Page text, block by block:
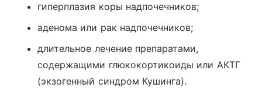
гиперплазия коры надпочечников;
аденома или рак надпочечников;
длительное лечение препаратами,
содержащими глюкокортикоиды или АКТГ
(экзогенный синдром Кушинга).